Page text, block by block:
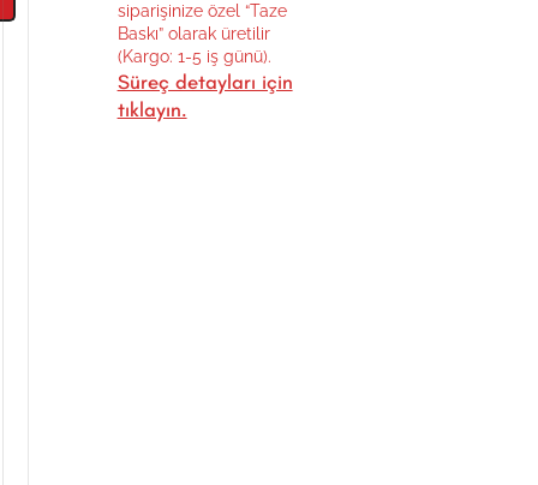
siparişinize özel “Taze
Baskı” olarak üretilir
(Kargo: 1-5 iş günü).
Süreç detayları için
tıklayın.